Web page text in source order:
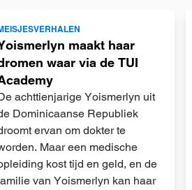
maakt haar
waar via de TUI
achttienjarige Yoismerlyn uit
Dominicaanse Republiek
ervan om dokter te
Maar een medische
kost tijd en geld, en de
van Yoismerlyn kan haar